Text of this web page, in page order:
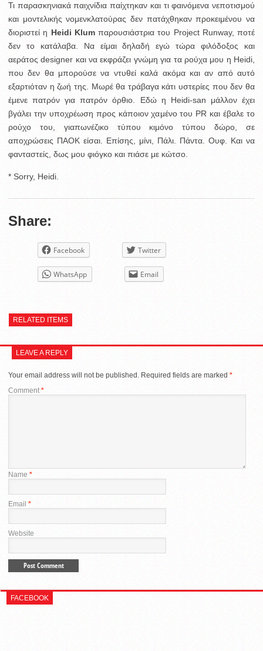
Τι παρασκηνιακά παιχνίδια παίχτηκαν και τι φαινόμενα νεποτισμού
και μοντελικής νομενκλατούρας δεν πατάχθηκαν προκειμένου να
διοριστεί η Heidi Klumπαρουσιάστρια του Project Runway, ποτέ
δεν το κατάλαβα. Να είμαι δηλαδή εγώ τώρα φιλόδοξος και
αεράτος designer και να εκφράζει γνώμη για τα ρούχα μου η Heidi,
που δεν θα μπορούσε να ντυθεί καλά ακόμα και αν από αυτό
εξαρτιόταν η ζωή της. Μωρέ θα τράβαγα κάτι υστερίες που δεν θα
έμενε πατρόν για πατρόν όρθιο. Εδώ η Heidi-san μάλλον έχει
βγάλει την υποχρέωση προς κάποιον χαμένο του PR και έβαλε το
ρούχο του, γιαπωνέζικο τύπου κιμόνο τύπου δώρο, σε
αποχρώσεις ΠΑΟΚ είσαι. Επίσης, μίνι, Πάλι. Πάντα. Ουφ. Και να
φανταστείς, δως μου φιόγκο και πιάσε με κώτσο.
* Sorry, Heidi.
Share:
Facebook Twitter
WhatsApp Email
RELATED ITEMS
LEAVE A REPLY
Your email address will not be published. Required fields are marked *
Comment*
Name *
Email *
Website
FACEBOOK